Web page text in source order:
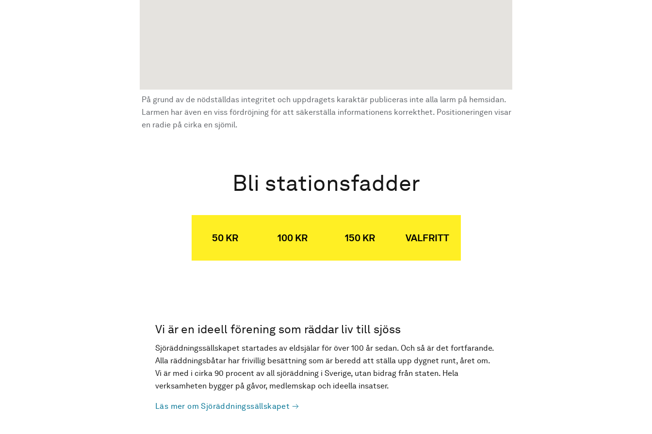
På grund av de nödställdas integritet och uppdragets karaktär publiceras inte alla larm på hemsidan.
Larmen har även en viss fördröjning för att säkerställa informationens korrekthet. Positioneringen visar
en radie på cirka en sjömil.
Bli stationsfadder
50 KR 100 KR 150 KR VALFRITT
Vi är en ideell förening som räddar liv till sjöss
Sjöräddningssällskapet startades av eldsjälar för över 100 år sedan. Och så är det fortfarande.
Alla räddningsbåtar har frivillig besättning som är beredd att ställa upp dygnet runt, året om.
Vi är med i cirka 90 procent av all sjöräddning i Sverige, utan bidrag från staten. Hela
verksamheten bygger på gåvor, medlemskap och ideella insatser.
Läs mer om Sjöräddningssällskapet